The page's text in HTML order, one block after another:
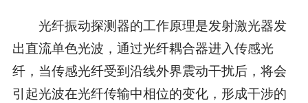
光纤振动探测器的工作原理是发射激光器发
出直流单色光波，通过光纤耦合器进入传感光
纤，当传感光纤受到沿线外界震动干扰后，将会
引起光波在光纤传输中相位的变化，形成干涉的